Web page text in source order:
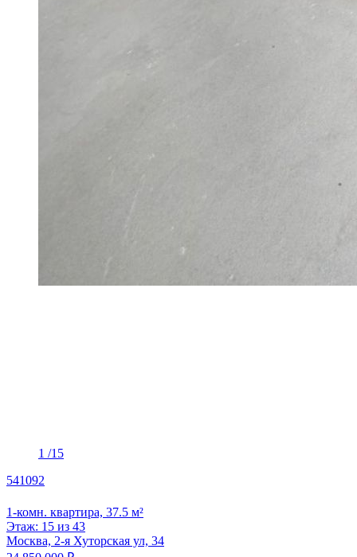
1 /15
541092
1-комн. квартира, 37.5 м²
Этаж: 15 из 43
Москва, 2-я Хуторская ул, 34